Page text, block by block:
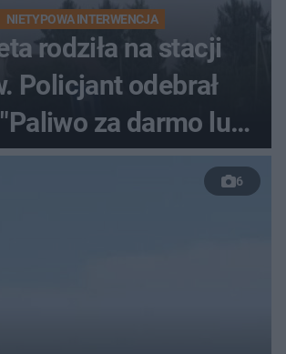
NIETYPOWA INTERWENCJA
rodziła na stacji
Policjant odebrał
za darmo lub
50 %!"
6